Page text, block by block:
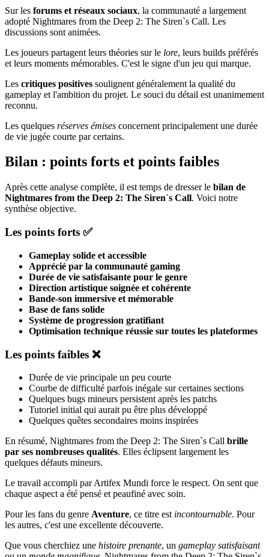
Sur les forums et réseaux sociaux, la communauté a largement
adopté Nightmares from the Deep 2: The Siren`s Call. Les
discussions sont animées.
Les joueurs partagent leurs théories sur le lore, leurs builds préférés
et leurs moments mémorables. C'est le signe d'un jeu qui marque.
Les critiques positives soulignent généralement la qualité du
gameplay et l'ambition du projet. Le souci du détail est unanimement
reconnu.
Les quelques réserves émises concernent principalement une durée
de vie jugée courte par certains.
Bilan : points forts et points faibles
Après cette analyse complète, il est temps de dresser le bilan de
Nightmares from the Deep 2: The Siren`s Call. Voici notre
synthèse objective.
Les points forts ✅
Gameplay solide et accessible
Apprécié par la communauté gaming
Durée de vie satisfaisante pour le genre
Direction artistique soignée et cohérente
Bande-son immersive et mémorable
Base de fans solide
Système de progression gratifiant
Optimisation technique réussie sur toutes les plateformes
Les points faibles ❌
Durée de vie principale un peu courte
Courbe de difficulté parfois inégale sur certaines sections
Quelques bugs mineurs persistent après les patchs
Tutoriel initial qui aurait pu être plus développé
Quelques quêtes secondaires moins inspirées
En résumé, Nightmares from the Deep 2: The Siren`s Call brille
par ses nombreuses qualités. Elles éclipsent largement les
quelques défauts mineurs.
Le travail accompli par Artifex Mundi force le respect. On sent que
chaque aspect a été pensé et peaufiné avec soin.
Pour les fans du genre Aventure, ce titre est incontournable. Pour
les autres, c'est une excellente découverte.
Que vous cherchiez une histoire prenante, un gameplay satisfaisant